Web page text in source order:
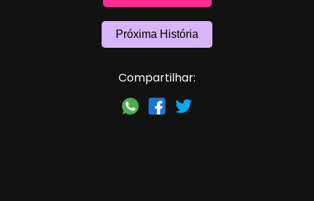
Próxima História
Compartilhar: